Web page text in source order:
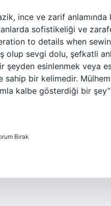
ince ve zarif anlamında
sofistikeliği ve
to details when
olup sevgi dolu, şefkatli
şeyden esinlenmek veya
bir kelimedir.
kalbe gösterdiği bir
Bırak